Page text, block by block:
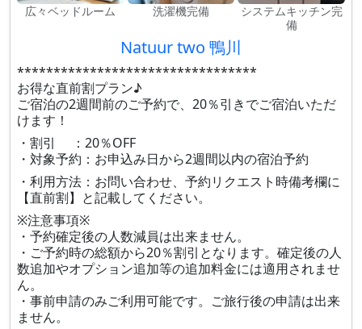
広々ベッドルーム 洗濯機完備
システムキッチン完
備
Natuur two 鴨川
*********************************
お得な直前割プラン♪
ご宿泊の2週間前のご予約で、20％引きでご宿泊いただ
けます！
・割引 ：20％OFF
・対象予約：お申込み日から2週間以内の宿泊予約
・利用方法：お問い合わせ、予約リクエスト時備考欄に
【直前割】と記載してください。
※注意事項※
・予約確定後の人数減員は出来ません。
・ご予約時の総額から20％割引となります。確定後の人
数追加やオプション追加等の追加料金には適用されませ
ん。
・事前申請のみご利用可能です。ご旅行後の申請は出来
ません。